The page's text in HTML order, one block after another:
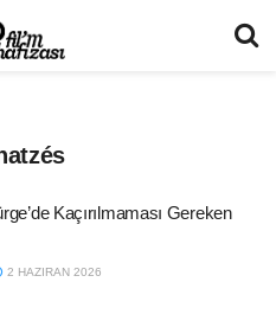
Kaçırılmaması Gereken
2 HAZIRAN 2026